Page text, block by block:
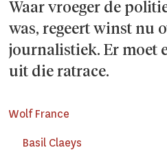
Waar vroeger de
was, regeert winst nu
journalistiek. Er moet
uit die ratrace.
Wolf France
Basil Claeys